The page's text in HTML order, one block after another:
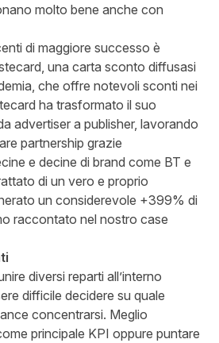
molto bene anche con
di maggiore successo è
una carta sconto diffusasi
che offre notevoli sconti nei
ha trasformato il suo
advertiser a publisher, lavorando
partnership grazie
e decine di brand come BT e
di un vero e proprio
un considerevole +399% di
raccontato nel nostro case
diversi reparti all’interno
difficile decidere su quale
concentrarsi. Meglio
principale KPI oppure puntare